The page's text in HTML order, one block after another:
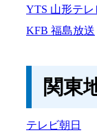
YTS 山形テレ
KFB 福島放送
関東
テレビ朝日